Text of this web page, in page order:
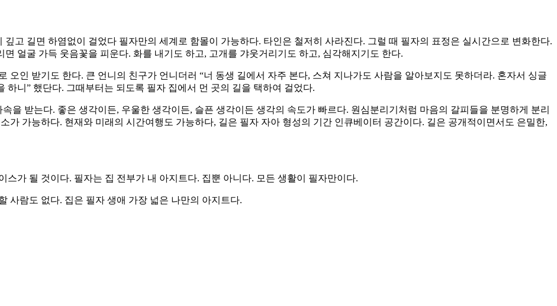
고 길면 하염없이 걸었다 필자만의 세계로 함몰이 가능하다. 타인은 철저히 사라진다. 그럴 때 필자의 표정은 실시간으로 변화한다.
얼굴 가득 웃음꽃을 피운다. 화를 내기도 하고, 고개를 갸웃거리기도 하고, 심각해지기도 한다.
오인 받기도 한다. 큰 언니의 친구가 언니더러 “너 동생 길에서 자주 본다, 스쳐 지나가도 사람을 알아보지도 못하더라. 혼자서 싱글
니” 했단다. 그때부터는 되도록 필자 집에서 먼 곳의 길을 택하여 걸었다.
을 받는다. 좋은 생각이든, 우울한 생각이든, 슬픈 생각이든 생각의 속도가 빠르다. 원심분리기처럼 마음의 갈피들을 분명하게 분리
가 가능하다. 현재와 미래의 시간여행도 가능하다, 길은 필자 자아 형성의 기간 인큐베이터 공간이다. 길은 공개적이면서도 은밀한,
가 될 것이다. 필자는 집 전부가 내 아지트다. 집뿐 아니다. 모든 생활이 필자만이다.
사람도 없다. 집은 필자 생애 가장 넓은 나만의 아지트다.